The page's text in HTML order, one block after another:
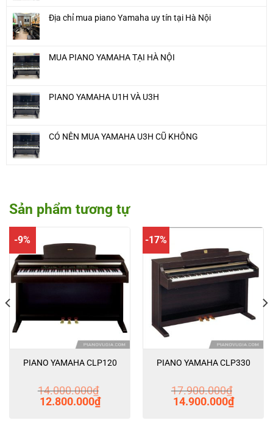
Địa chỉ mua piano Yamaha uy tín tại Hà Nội
MUA PIANO YAMAHA TẠI HÀ NỘI
PIANO YAMAHA U1H VÀ U3H
CÓ NÊN MUA YAMAHA U3H CŨ KHÔNG
Sản phẩm tương tự
-9%
PIANO YAMAHA CLP120
14.000.000₫
Giá
gốc
12.800.000₫Giá
hiện
-17%
PIANO YAMAHA CLP330
17.900.000₫
Giá
gốc
14.900.000₫Giá
hiện